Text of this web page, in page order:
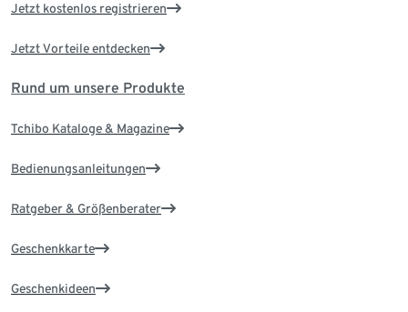
Jetzt kostenlos registrieren
Jetzt Vorteile entdecken
Rund um unsere Produkte
Tchibo Kataloge & Magazine
Bedienungsanleitungen
Ratgeber & Größenberater
Geschenkkarte
Geschenkideen